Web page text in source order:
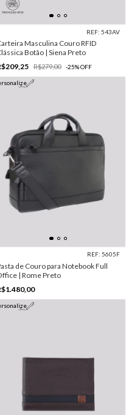
REF: 543AV
Masculina Couro RFID
Botão | Siena Preto
R$279,00 -25%OFF
REF: 5605F
de Couro para Notebook Full
| Rome Preto